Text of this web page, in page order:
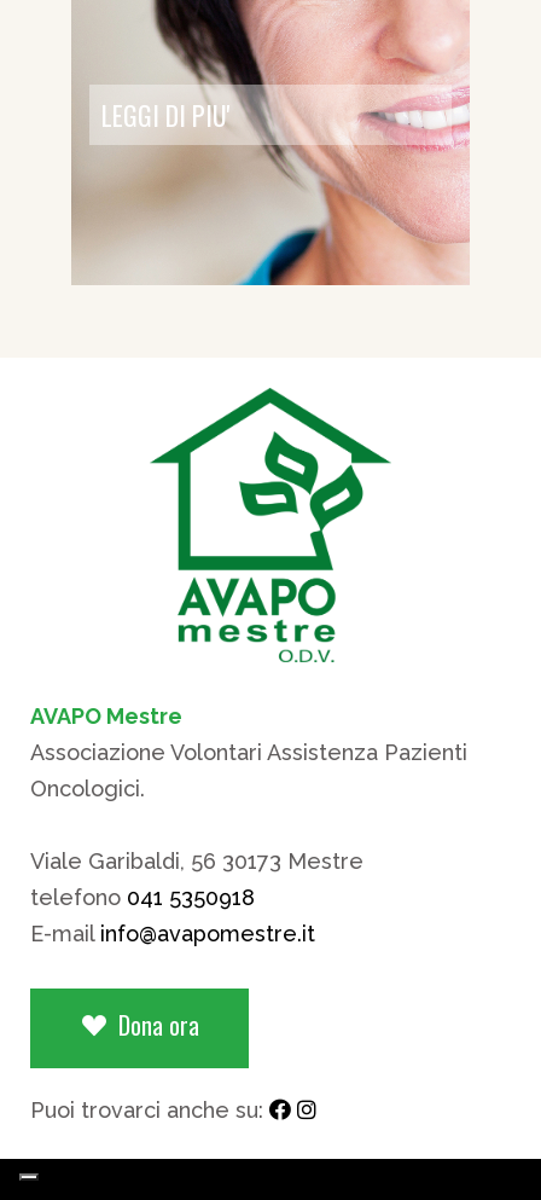
LEGGI DI PIU'
AVAPO Mestre
Associazione Volontari Assistenza Pazienti
Oncologici.
Viale Garibaldi, 56 30173 Mestre
telefono 041 5350918
E-mail info@avapomestre.it
Dona ora
Puoi trovarci anche su: